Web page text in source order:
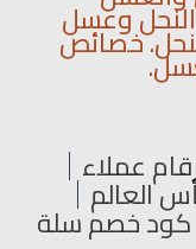
وعسل
خصائص
عملاء
العالم
كود خصم سلة